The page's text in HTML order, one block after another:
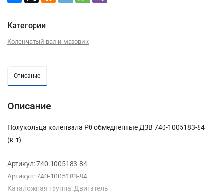
Категории
Коленчатый вал и маховик
Описание
Описание
Полукольца коленвала Р0 обмедненные ДЗВ 740-1005183-84
(к-т)
Артикул: 740.1005183-84
Артикул: 740-1005183-84
Каталожная группа: Двигатель